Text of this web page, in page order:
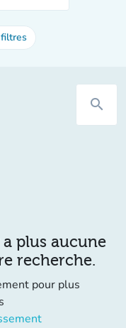
search
plus aucune
recherche.
pour plus